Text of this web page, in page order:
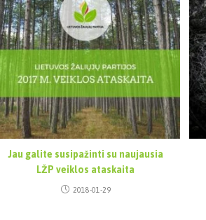
Jau galite susipažinti su naujausia
LŽP veiklos ataskaita
2018-01-29